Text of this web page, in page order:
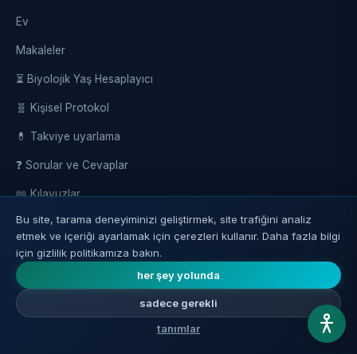
Ev
Makaleler
⏳ Biyolojik Yaş Hesaplayıcı
🧬 Kişisel Protokol
💊 Takviye uyarlama
❓ Sorular ve Cevaplar
📖 Kılavuzlar
besin takviyeleri
Videolar
forumlar
Bize Ulaşın
Bu site, tarama deneyiminizi geliştirmek, site trafiğini analiz
etmek ve içeriği ayarlamak için çerezleri kullanır. Daha fazla bilgi
için gizlilik politikamıza bakın.
her şey yolunda
sadece gerekli
tanımlar